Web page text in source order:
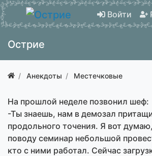
Войти
Острие
Анекдоты Местечковые
На прошлой неделе позвонил шеф:
-Ты знаешь, нам в демозал
продольного точения. Я вот
поводу семинар небольшой
кто с ними работал. Сейчас